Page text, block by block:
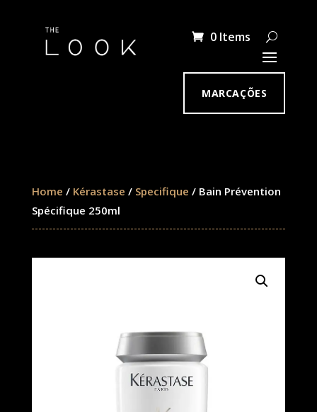
0 Items
MARCAÇÕES
Home / Kérastase / Specifique / Bain Prévention
Spécifique 250ml